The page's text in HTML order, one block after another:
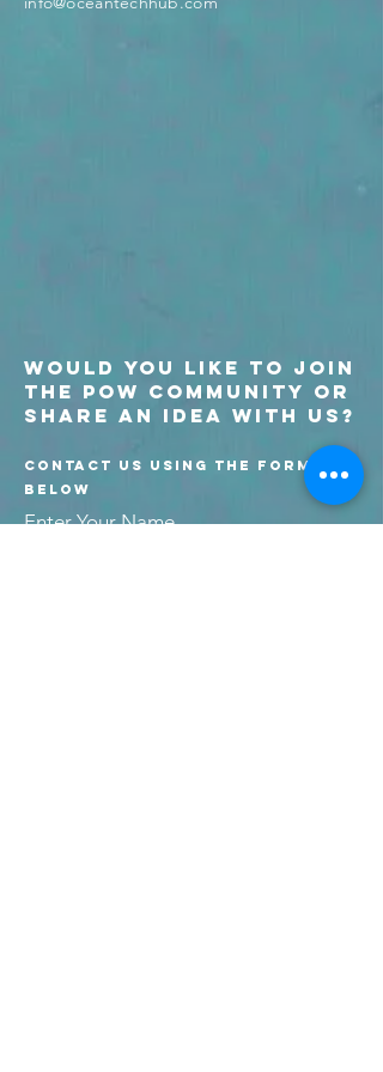
Would you like to join
the POW community or
SHARE an idea WITH US?
CONTACT US USING THE FORM
BELOW
Enter Your Name